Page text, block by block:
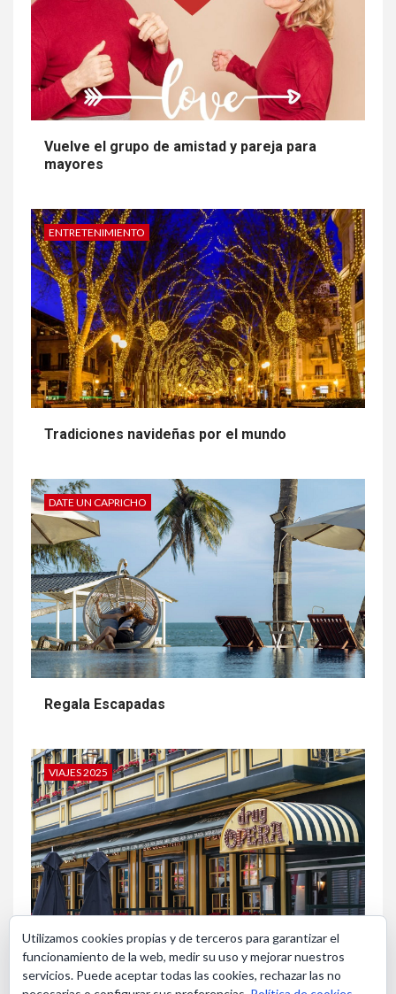
Vuelve el grupo de amistad y pareja para
mayores
ENTRETENIMIENTO
Tradiciones navideñas por el mundo
DATE UN CAPRICHO
Regala Escapadas
VIAJES 2025
Bruselas en Navidad
Utilizamos cookies propias y de terceros para garantizar el
funcionamiento de la web, medir su uso y mejorar nuestros
servicios. Puede aceptar todas las cookies, rechazar las no